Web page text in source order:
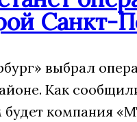
Санкт-
выбрал
Как
будет компания